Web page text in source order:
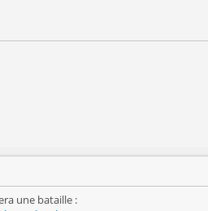
une bataille :